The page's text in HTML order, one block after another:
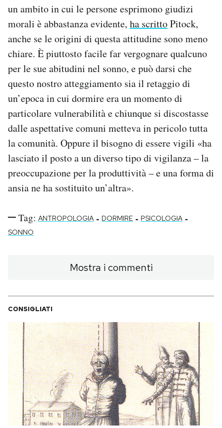
un ambito in cui le persone esprimono giudizi
morali è abbastanza evidente, ha scrittoPitock,
anche se le origini di questa attitudine sono meno
chiare. È piuttosto facile far vergognare qualcuno
per le sue abitudini nel sonno, e può darsi che
questo nostro atteggiamento sia il retaggio di
un’epoca in cui dormire era un momento di
particolare vulnerabilità e chiunque si discostasse
dalle aspettative comuni metteva in pericolo tutta
la comunità. Oppure il bisogno di essere vigili «ha
lasciato il posto a un diverso tipo di vigilanza – la
preoccupazione per la produttività – e una forma di
ansia ne ha sostituito un’altra».
Tag: ANTROPOLOGIA - DORMIRE - PSICOLOGIA -
SONNO
Mostra i commenti
CONSIGLIATI